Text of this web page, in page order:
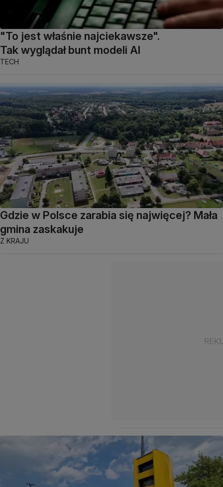
"To jest właśnie najciekawsze".
Tak wyglądał bunt modeli AI
TECH
Gdzie w Polsce zarabia się najwięcej? Mała
gmina zaskakuje
Z KRAJU